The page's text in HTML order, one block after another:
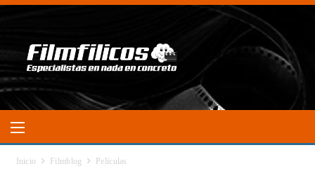
Inicio Filmblog Películas